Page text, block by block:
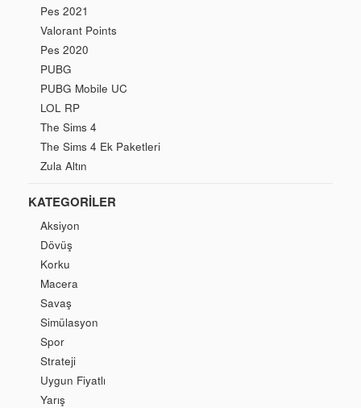
Pes 2021
Valorant Points
Pes 2020
PUBG
PUBG Mobile UC
LOL RP
The Sims 4
The Sims 4 Ek Paketleri
Zula Altın
KATEGORILER
Aksiyon
Dövüş
Korku
Macera
Savaş
Simülasyon
Spor
Strateji
Uygun Fiyatlı
Yarış